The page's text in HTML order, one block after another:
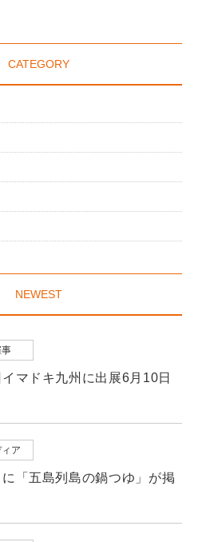
CATEGORY
NEWEST
イマドキ九州に出展6月10日
ィア
「五島列島の鍋つゆ」が掲